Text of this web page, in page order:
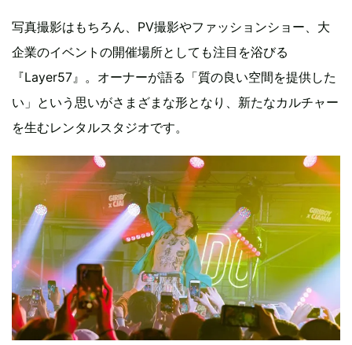
写真撮影はもちろん、PV撮影やファッションショー、大
企業のイベントの開催場所としても注目を浴びる
『Layer57』。オーナーが語る「質の良い空間を提供した
い」という思いがさまざまな形となり、新たなカルチャー
を生むレンタルスタジオです。